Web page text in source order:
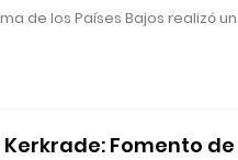
de los Países Bajos realizó
Fomento